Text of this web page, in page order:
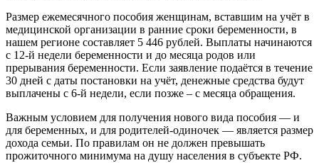
Размер ежемесячного пособия женщинам, вставшим на учёт в
медицинской организации в ранние сроки беременности, в
нашем регионе составляет 5 446 рублей. Выплаты начинаются
с 12-й недели беременности и до месяца родов или
прерывания беременности. Если заявление подаётся в течение
30 дней с даты постановки на учёт, денежные средства будут
выплачены с 6-й недели, если позже – с месяца обращения.
Важным условием для получения нового вида пособия — и
для беременных, и для родителей-одиночек — является размер
дохода семьи. По правилам он не должен превышать
прожиточного минимума на душу населения в субъекте РФ.